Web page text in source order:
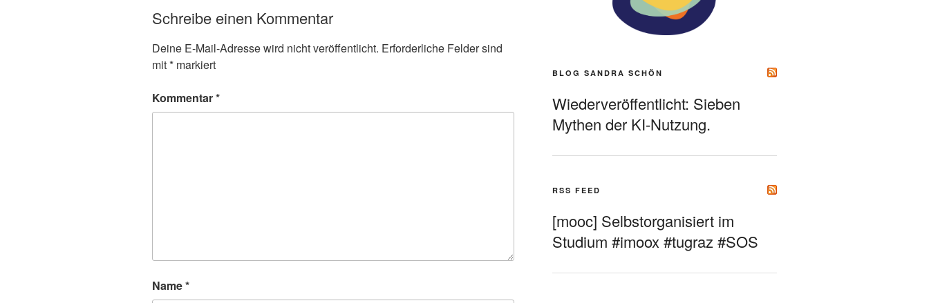
Schreibe einen Kommentar
Deine E-Mail-Adresse wird nicht veröffentlicht. Erforderliche Felder sind
mit* markiert
Kommentar*
Name*
BLOG SANDRA SCHÖN
Wiederveröffentlicht: Sieben
Mythen der KI-Nutzung.
RSS FEED
[mooc] Selbstorganisiert im
Studium #imoox #tugraz #SOS